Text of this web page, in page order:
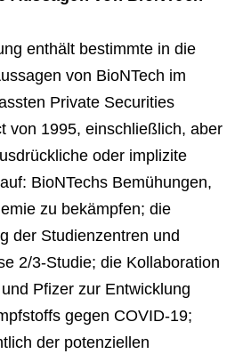
enthält bestimmte in die
von BioNTech im
Private Securities
von 1995, einschließlich, aber
oder implizite
BioNTechs Bemühungen,
zu bekämpfen; die
der Studienzentren und
2/3-Studie; die Kollaboration
Pfizer zur Entwicklung
gegen COVID-19;
der potenziellen